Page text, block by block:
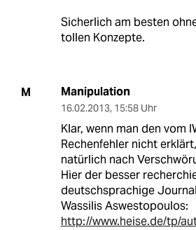
Sicherlich am besten
tollen Konzepte.
M Manipulation
16.02.2013, 15:58 Uhr
Klar, wenn man den vom
Rechenfehler nicht
natürlich nach
Hier der besser
deutschsprachige
Wassilis Aswestopoulos:
http://www.heise.de/tp/